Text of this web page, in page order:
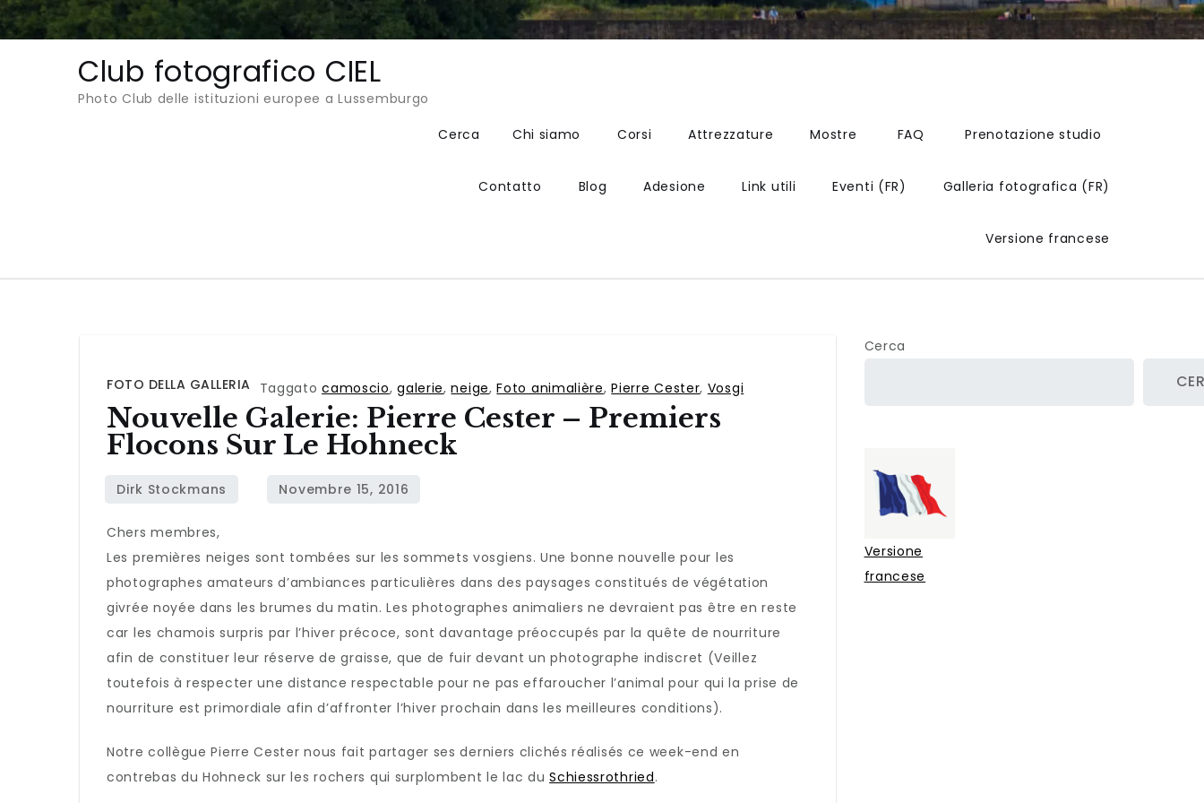
Club fotografico CIEL
Photo Club delle istituzioni europee a Lussemburgo
Cerca
Chi siamo Corsi Attrezzature Mostre FAQ Prenotazione studio
Contatto Blog Adesione Link utili Eventi (FR) Galleria fotografica (FR)
Versione francese
FOTO DELLA GALLERIA Taggatocamoscio,galerie,neige,Foto animalière,Pierre Cester, Vosgi
Nouvelle Galerie: Pierre Cester – Premiers
Flocons Sur Le Hohneck
Chers membres,
Les premières neiges sont tombées sur les sommets vosgiens. Une bonne nouvelle pour les
photographes amateurs d’ambiances particulières dans des paysages constitués de végétation
givrée noyée dans les brumes du matin. Les photographes animaliers ne devraient pas être en reste
car les chamois surpris par l’hiver précoce, sont davantage préoccupés par la quête de nourriture
afin de constituer leur réserve de graisse, que de fuir devant un photographe indiscret (Veillez
toutefois à respecter une distance respectable pour ne pas effaroucher l’animal pour qui la prise de
nourriture est primordiale afin d’affronter l’hiver prochain dans les meilleures conditions).
Notre collègue Pierre Cester nous fait partager ses derniers clichés réalisés ce week-end en
contrebas du Hohneck sur les rochers qui surplombent le lac duSchiessrothried.
Cerca
Versione
francese